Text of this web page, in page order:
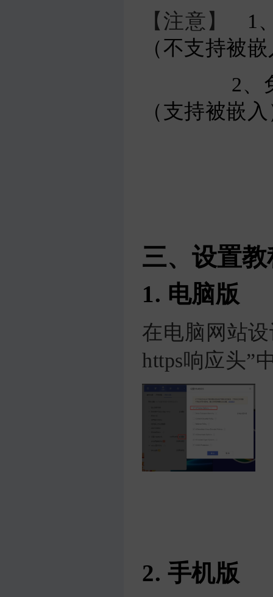
【注意】 1
（不支持被
2、免费域
（支持被嵌
三、设置教
1. 电脑版
在电脑网站
https响应头”
2. 手机版